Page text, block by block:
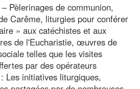
Pèlerinages de communion,
Carême, liturgies pour conférer
» aux catéchistes et aux
de l'Eucharistie, œuvres de
telles que les visites
par des opérateurs
Les initiatives liturgiques,